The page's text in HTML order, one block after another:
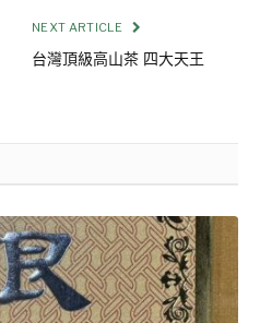
NEXT ARTICLE
台灣頂級高山茶 四大天王